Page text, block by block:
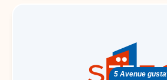
5 Avenue